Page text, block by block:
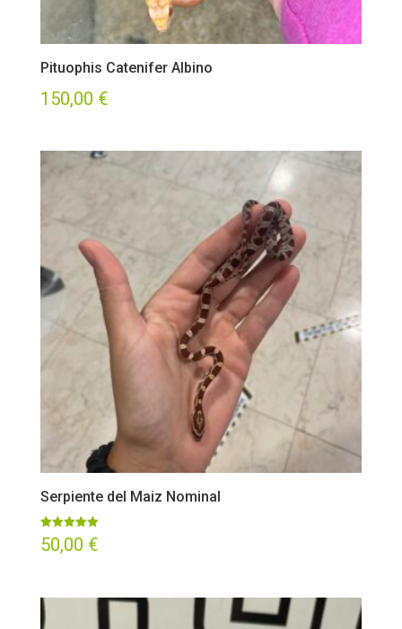
Pituophis Catenifer Albino
150,00 €
Serpiente del Maiz Nominal
Valorado
con
50,00 €